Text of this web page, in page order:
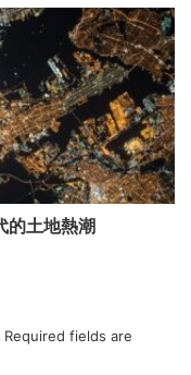
的土地熱潮
Required fields are